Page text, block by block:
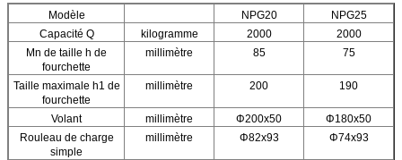
Modèle NPG20
NPG25
Capacité Q
kilogramme 2000
2000
Mn de taille h de
fourchette
millimètre 85 75
Taille maximale h1 de
fourchette
millimètre 200 190
Volant millimètre Φ200x50
Φ180x50
Rouleau de charge
simple
millimètre Φ82x93 Φ74x93